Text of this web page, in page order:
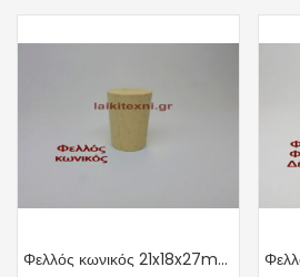
Φελλός κωνικός 21x18x27mm.